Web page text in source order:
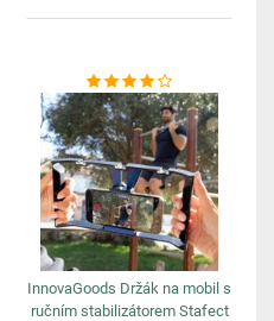
InnovaGoods Držák na mobil s
ručním stabilizátorem Stafect